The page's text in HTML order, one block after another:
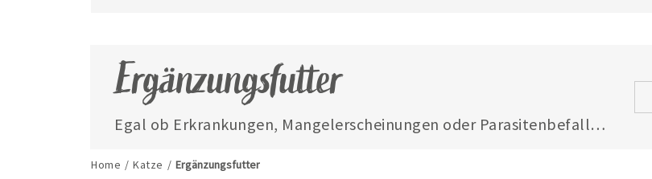
Home / Katze / Ergänzungsfutter
Ergänzungsfutter
Egal ob Erkrankungen, Mangelerscheinungen oder Parasitenbefall -
jederzeit gut versorgt.